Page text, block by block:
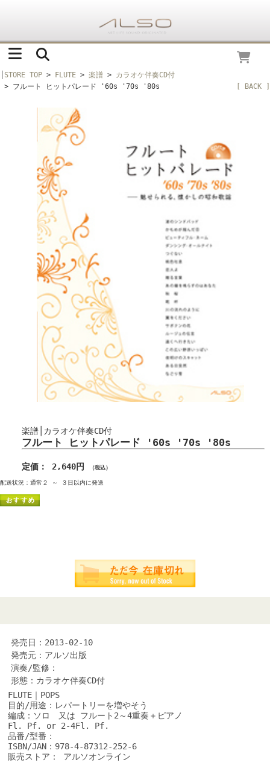
STORE TOP > FLUTE > 楽譜 > カラオケ伴奏CD付
> フルート ヒットパレード '60s '70s '80s
[ BACK ]
楽譜│カラオケ伴奏CD付
フルート ヒットパレード '60s '70s '80s
定価： 2,640円 （税込）
配送状況：通常２ ～ ３日以内に発送
発売日：2013-02-10
発売元：アルソ出版
演奏/監修：
形態：カラオケ伴奏CD付
FLUTE｜POPS
目的/用途：レパートリーを増やそう
編成：ソロ 又は フルート2～4重奏＋ピアノ
Fl. Pf. or 2-4Fl. Pf.
品番/型番：
ISBN/JAN：978-4-87312-252-6
販売ストア： アルソオンライン